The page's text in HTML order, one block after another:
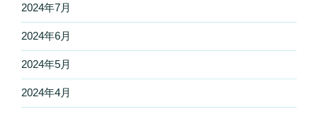
2024年7月
2024年6月
2024年5月
2024年4月